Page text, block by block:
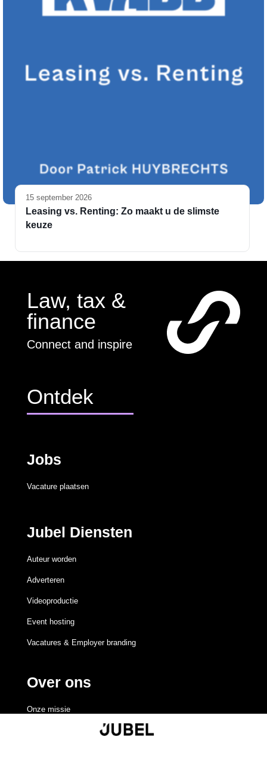
15 september 2026
Leasing vs. Renting: Zo maakt u de slimste
keuze
Law, tax &
finance
Connect and inspire
Ontdek
Jobs
Vacature plaatsen
Jubel Diensten
Auteur worden
Adverteren
Videoproductie
Event hosting
Vacatures & Employer branding
Over ons
Onze missie